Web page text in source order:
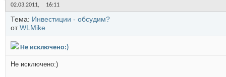
02.03.2011, 16:11
Тема: Инвестиции - обсудим?
отWLMike
Не исключено:)
Не исключено:)